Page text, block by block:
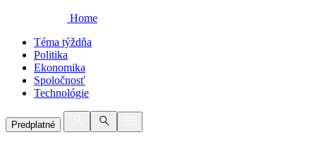
Home
Téma týždňa
Politika
Ekonomika
Spoločnosť
Technológie
Predplatné